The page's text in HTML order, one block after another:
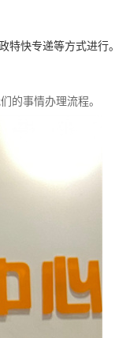
特快专递等方式进行。
的事情办理流程。